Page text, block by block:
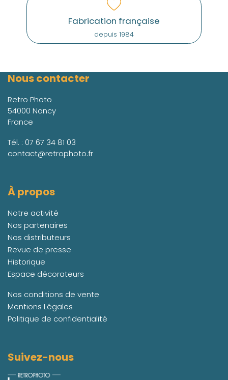
Fabrication française
depuis 1984
Nous contacter
Retro Photo
54000 Nancy
France
Tél. : 07 67 34 81 03
contact@retrophoto.fr
À propos
Notre activité
Nos partenaires
Nos distributeurs
Revue de presse
Historique
Espace décorateurs
Nos conditions de vente
Mentions Légales
Politique de confidentialité
Suivez-nous